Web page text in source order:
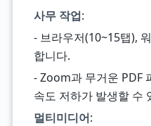
사무 작업:
- 브라우저(10~15탭),
합니다.
- Zoom과 무거운 PDF
속도 저하가 발생할 수
멀티미디어: